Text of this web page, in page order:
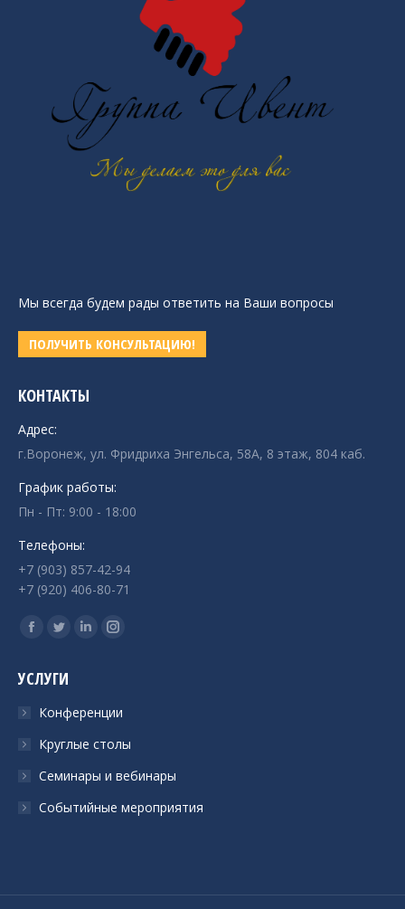
Мы всегда будем рады ответить на Ваши вопросы
ПОЛУЧИТЬ КОНСУЛЬТАЦИЮ!
КОНТАКТЫ
Адрес:
г.Воронеж, ул. Фридриха Энгельса, 58А, 8 этаж, 804 каб.
График работы:
Пн - Пт: 9:00 - 18:00
Телефоны:
+7 (903) 857-42-94
+7 (920) 406-80-71
Ищите нас:
Страница
открывается
окне
Страница
открывается
в
окне
Страница
в
окне
Страница
в
окне
УСЛУГИ
Конференции
Круглые столы
Семинары и вебинары
Событийные мероприятия